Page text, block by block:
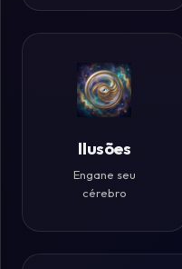
Ilusões
Engane seu
cérebro